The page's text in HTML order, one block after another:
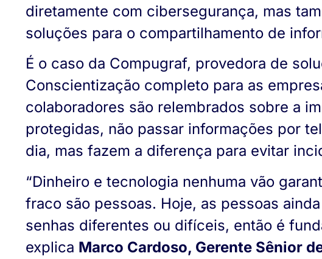
diretamente com cibersegurança, mas
soluções para o compartilhamento de
É o caso da Compugraf, provedora de
Conscientização completo para as
colaboradores são relembrados sobre a
protegidas, não passar informações por
dia, mas fazem a diferença para evitar
“Dinheiro e tecnologia nenhuma vão
fraco são pessoas. Hoje, as pessoas
senhas diferentes ou difíceis, então é
explica Marco Cardoso, Gerente Sênior